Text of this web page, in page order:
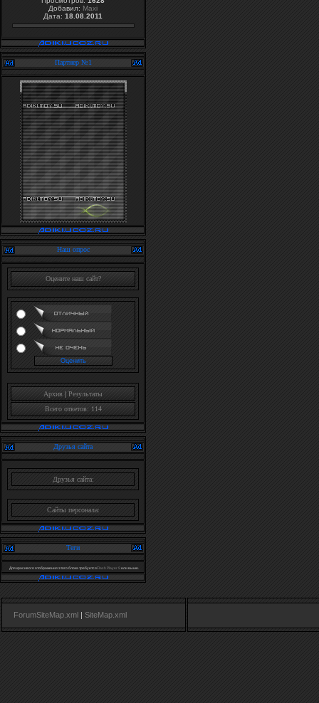
Добавил: Maxi
Дата: 18.08.2011
Партнер №1
Наш опрос
Оцените наш сайт?
Архив | Результаты
Всего ответов: 114
Друзья сайта
Друзья сайта:
Сайты персонала:
Теги
Для красивого отображения этого блока требуетсяFlash Player 9или выше.
ForumSiteMap.xml | SiteMap.xml